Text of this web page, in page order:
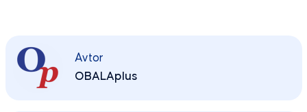
Avtor
OBALAplus